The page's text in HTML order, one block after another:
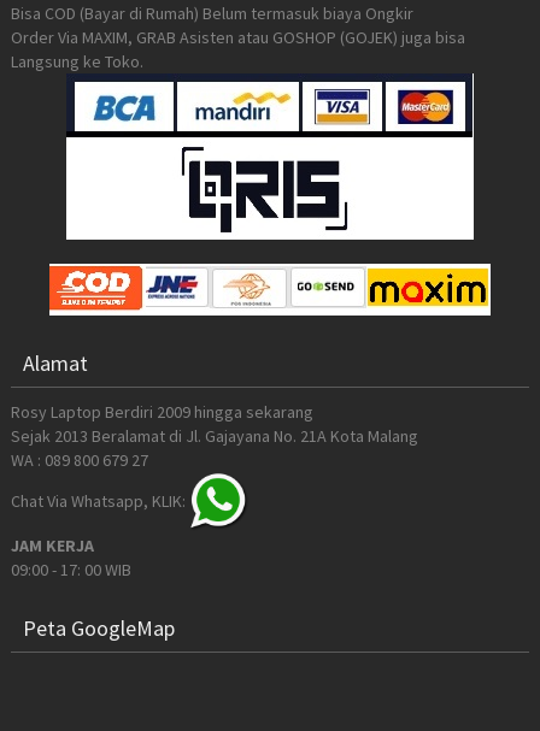
Bisa COD (Bayar di Rumah) Belum termasuk biaya Ongkir
Order Via MAXIM, GRAB Asisten atau GOSHOP (GOJEK) juga bisa
Langsung ke Toko.
Alamat
Rosy Laptop Berdiri 2009 hingga sekarang
Sejak 2013 Beralamat di Jl. Gajayana No. 21A Kota Malang
WA : 089 800 679 27
Chat Via Whatsapp, KLIK:
JAM KERJA
09:00 - 17: 00 WIB
Peta GoogleMap